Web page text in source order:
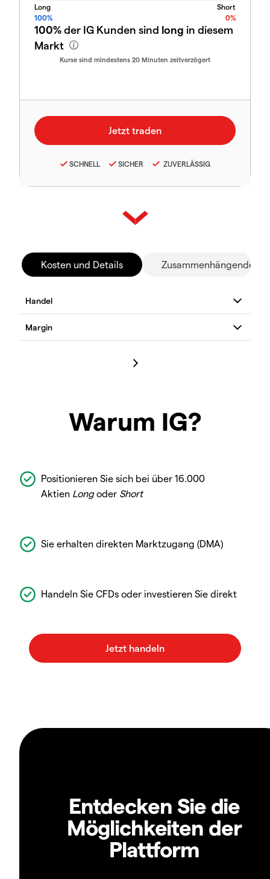
Long
Short
100%
0%
100%der IG Kunden sind long in diesem
Markt
Kurse sind mindestens 20 Minuten zeitverzögert
SCHNELL SICHER ZUVERLÄSSIG
Kosten und Details Zusammenhängende
Warum IG?
Positionieren Sie sich bei über 16.000
Aktien Longoder Short
Sie erhalten direkten Marktzugang (DMA)
Handeln Sie CFDs oder investieren Sie direkt
Entdecken Sie die
Möglichkeiten der
Plattform